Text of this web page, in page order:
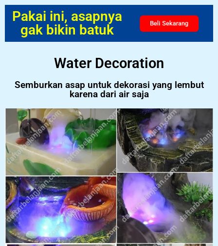
Pakai ini, asapnya
gak bikin batuk
Beli Sekarang
Water Decoration
Semburkan asap untuk dekorasi yang lembut
karena dari air saja